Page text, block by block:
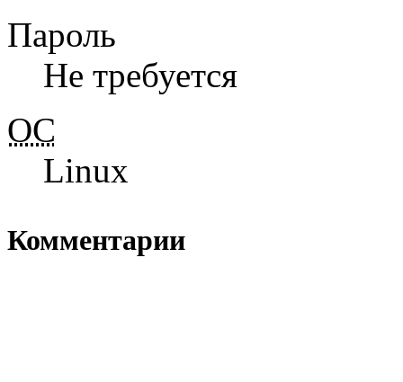
Пароль
Не требуется
ОС
Linux
Комментарии